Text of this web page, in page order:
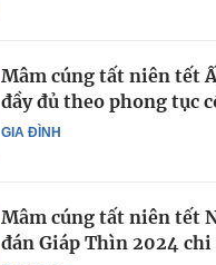
GIA ĐÌNH
Mâm cúng tất niên tết
đầy đủ theo phong tục
Mâm cúng tất niên tết
đán Giáp Thìn 2024